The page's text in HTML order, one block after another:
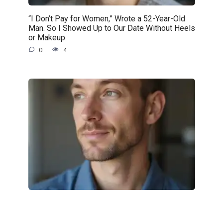
“I Don’t Pay for Women,” Wrote a 52-Year-Old
Man. So I Showed Up to Our Date Without Heels
or Makeup.
0 4